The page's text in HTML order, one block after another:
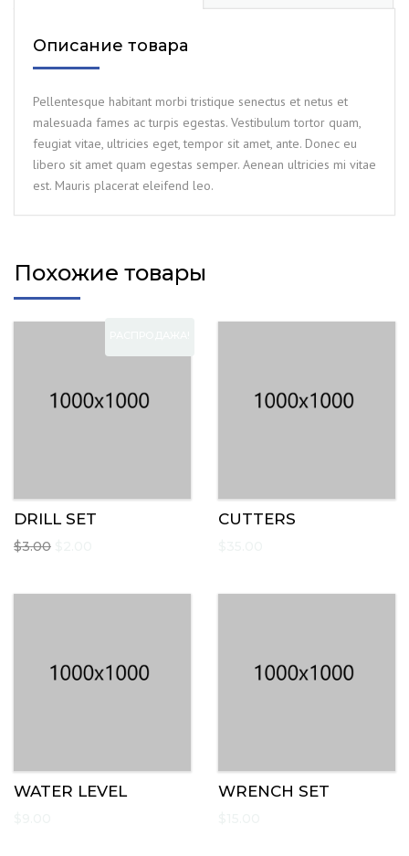
Описание товара
Pellentesque habitant morbi tristique senectus et netus et
malesuada fames ac turpis egestas. Vestibulum tortor quam,
feugiat vitae, ultricies eget, tempor sit amet, ante. Donec eu
libero sit amet quam egestas semper. Aenean ultricies mi vitae
est. Mauris placerat eleifend leo.
Похожие товары
DRILL SET
$3.00
CUTTERS
WATER LEVEL WRENCH SET